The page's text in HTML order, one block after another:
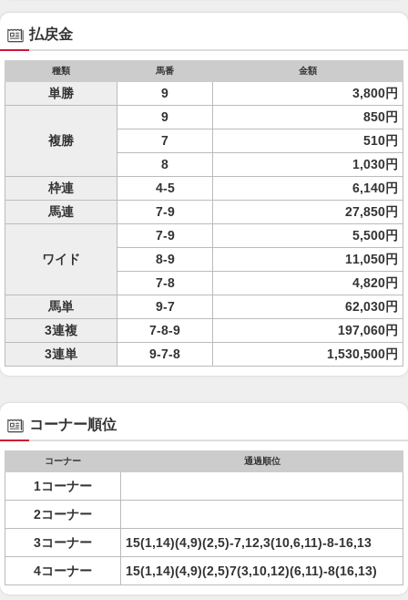
払戻金
種類 馬番 金額
単勝 9 3,800円
複勝
9
850円
7
510円
8
1,030円
枠連
4-5
6,140円
馬連
7-9 27,850円
ワイド
7-9
5,500円
8-9
11,050円
7-8
4,820円
馬単
9-7
62,030円
3連複
7-8-9
197,060円
3連単
9-7-8 1,530,500円
コーナー順位
コーナー 通過順位
1コーナー
2コーナー
3コーナー
15(1,14)(4,9)(2,5)-7,12,3(10,6,11)-8-16,13
4コーナー
15(1,14)(4,9)(2,5)7(3,10,12)(6,11)-8(16,13)